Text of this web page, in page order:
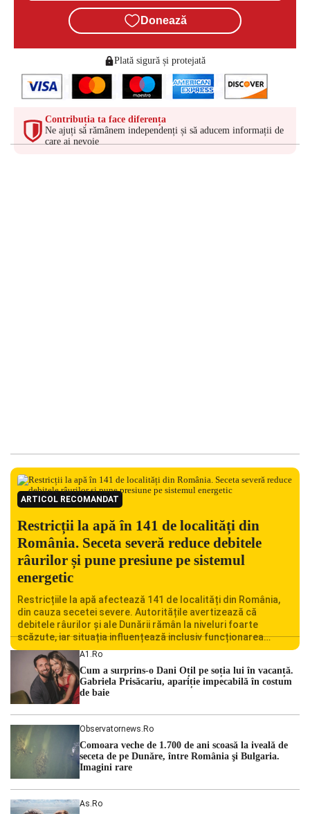
Donează
Plată sigură și protejată
Contribuția ta face diferența
Ne ajuți să rămânem independenți și să aducem informații de
care ai nevoie
ARTICOL RECOMANDAT
Restricții la apă în 141 de localități din
România. Seceta severă reduce debitele
râurilor și pune presiune pe sistemul
energetic
Restricțiile la apă afectează 141 de localități din România,
din cauza secetei severe. Autoritățile avertizează că
debitele râurilor și ale Dunării rămân la niveluri foarte
scăzute, iar situația influențează inclusiv funcționarea
Centralei Nucleare de la Cernavodă. România se confruntă
cu una dintre cele mai dificile perioade din punct de vedere
hidrologic din ultimii ani. Lipsa […]
A1.ro
Cum a surprins-o Dani Oțil pe soția lui în vacanță.
Gabriela Prisăcariu, apariție impecabilă în costum
de baie
Observatornews.ro
Comoara veche de 1.700 de ani scoasă la iveală de
seceta de pe Dunăre, între România şi Bulgaria.
Imagini rare
As.ro